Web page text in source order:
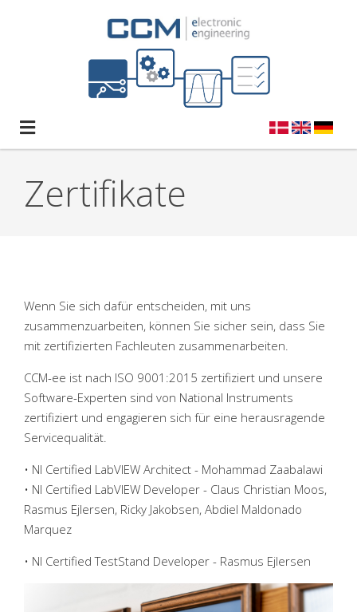
Über uns
Zertifikate
National Instruments Partner
Referenzen
Downloads
Programmierbare Widerstandsplatine
Software
LabVIEW
Roboterprogrammierung
SYSTEMLINK
Maschinenbau
Mechanik Design
Elektronisches Ingenieurwesen
PCB Design
End-of-line-Test
Messsysteme
PCBA-Tests
Bildverarbeitungssysteme
Beratung
Wartung
Blog
Fallbeispiele
Kontakt
Resources
Zertifikate
Wenn Sie sich dafür entscheiden, mit uns
zusammenzuarbeiten, können Sie sicher sein, dass Sie
mit zertifizierten Fachleuten zusammenarbeiten.
CCM-ee ist nach ISO 9001:2015 zertifiziert und unsere
Software-Experten sind von National Instruments
zertifiziert und engagieren sich für eine herausragende
Servicequalität.
• NI Certified LabVIEW Architect - Mohammad Zaabalawi
• NI Certified LabVIEW Developer - Claus Christian Moos,
Rasmus Ejlersen, Ricky Jakobsen, Abdiel Maldonado
Marquez
• NI Certified TestStand Developer - Rasmus Ejlersen